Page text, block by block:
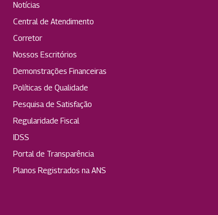
Notícias
Central de Atendimento
Corretor
Nossos Escritórios
Demonstrações Financeiras
Políticas de Qualidade
Pesquisa de Satisfação
Regularidade Fiscal
IDSS
Portal de Transparência
Planos Registrados na ANS